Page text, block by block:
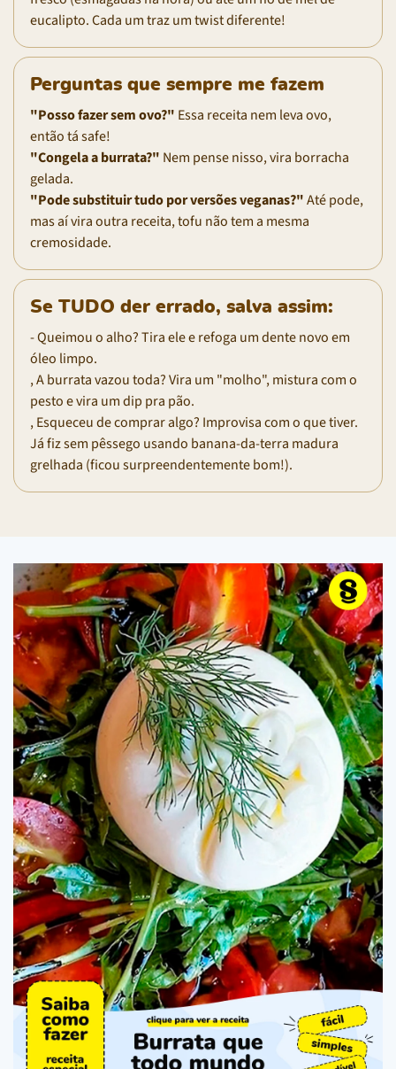
eucalipto. Cada um traz um twist diferente!
Perguntas que sempre me fazem
"Posso fazer sem ovo?" Essa receita nem leva ovo,
então tá safe!
"Congela a burrata?" Nem pense nisso, vira borracha
gelada.
"Pode substituir tudo por versões veganas?"Até pode,
mas aí vira outra receita, tofu não tem a mesma
cremosidade.
Se TUDO der errado, salva assim:
- Queimou o alho? Tira ele e refoga um dente novo em
óleo limpo.
, A burrata vazou toda? Vira um "molho", mistura com o
pesto e vira um dip pra pão.
, Esqueceu de comprar algo? Improvisa com o que tiver.
Já fiz sem pêssego usando banana-da-terra madura
grelhada (ficou surpreendentemente bom!).